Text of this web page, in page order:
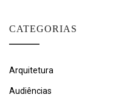
CATEGORIAS
Arquitetura
Audiências